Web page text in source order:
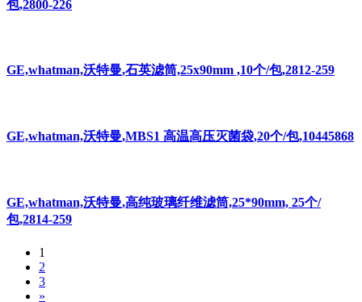
GE,whatman,沃特曼,Anotop针头式滤器 ANOTOP 10/0.02
GE,whatman,沃特曼,ReZist针头式滤器 REZIST 13/0.2 PTFE
M 100/PK, 1046…